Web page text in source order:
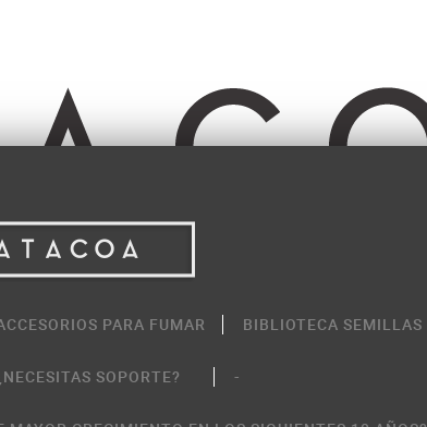
PARA FUMAR BIBLIOTECA SEMILLAS
SOPORTE? -